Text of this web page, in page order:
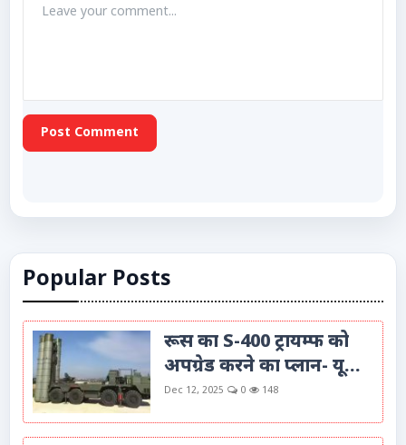
Post Comment
Popular Posts
रूस का S-400 ट्रायम्फ को
अपग्रेड करने का प्लान- यू...
Dec 12, 2025 0 148